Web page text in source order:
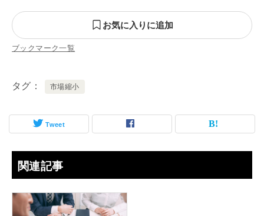
お気に入りに追加
ブックマーク一覧
タグ 市場縮小
Tweet
関連記事